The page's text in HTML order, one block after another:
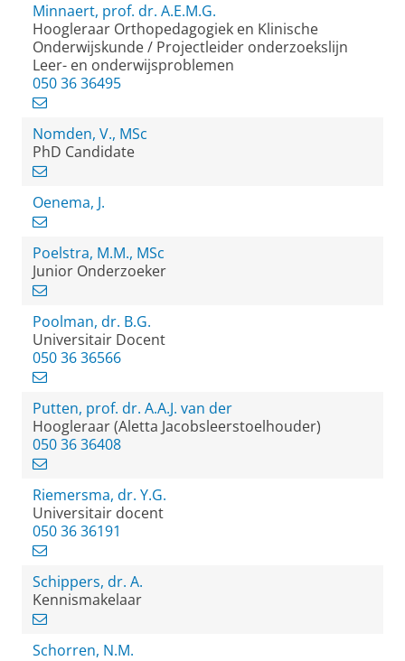
Minnaert, prof. dr. A.E.M.G.
Hoogleraar Orthopedagogiek en Klinische
Onderwijskunde / Projectleider onderzoekslijn
Leer- en onderwijsproblemen
050 36 36495
Nomden, V., MSc
PhD Candidate
Oenema, J.
Poelstra, M.M., MSc
Junior Onderzoeker
Poolman, dr. B.G.
Universitair Docent
050 36 36566
Putten, prof. dr. A.A.J. van der
Hoogleraar (Aletta Jacobsleerstoelhouder)
050 36 36408
Riemersma, dr. Y.G.
Universitair docent
050 36 36191
Schippers, dr. A.
Kennismakelaar
Schorren, N.M.